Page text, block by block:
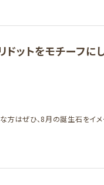
ットをモチーフに
方はぜひ、8月の誕生石をイ